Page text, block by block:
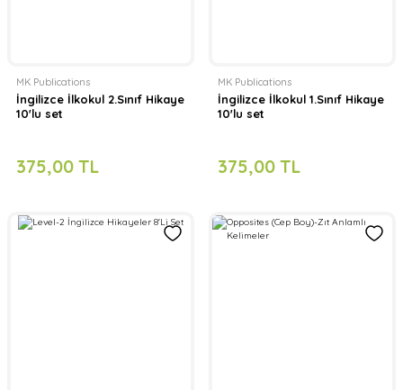
MK Publications
İngilizce İlkokul 2.Sınıf Hikaye
10'lu set
375,00 TL
MK Publications
İngilizce İlkokul 1.Sınıf Hikaye
10'lu set
375,00 TL